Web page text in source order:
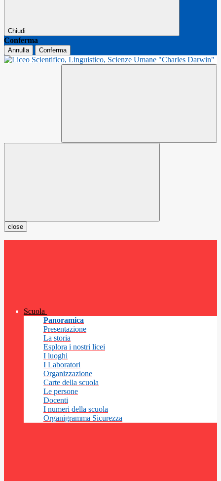
Chiudi
Conferma
Annulla Conferma
close
Scuola
Panoramica
Presentazione
La storia
Esplora i nostri licei
I luoghi
I Laboratori
Organizzazione
Carte della scuola
Le persone
Docenti
I numeri della scuola
Organigramma Sicurezza